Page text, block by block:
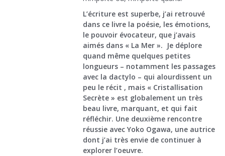
L’écriture est superbe, j’ai retrouvé
dans ce livre la poésie, les émotions,
le pouvoir évocateur, que j’avais
aimés dans « La Mer ». Je déplore
quand même quelques petites
longueurs – notamment les passages
avec la dactylo – qui alourdissent un
peu le récit , mais « Cristallisation
Secrète » est globalement un très
beau livre, marquant, et qui fait
réfléchir. Une deuxième rencontre
réussie avec Yoko Ogawa, une autrice
dont j’ai très envie de continuer à
explorer l’oeuvre.